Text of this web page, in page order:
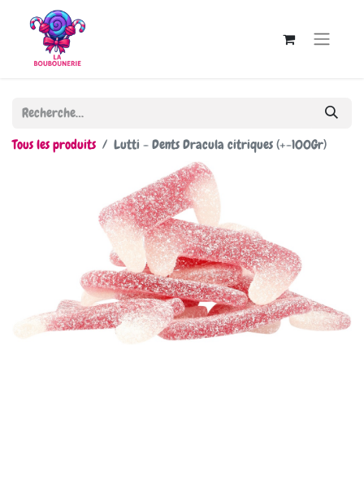
Tous les produits Lutti - Dents Dracula citriques (+-100Gr)